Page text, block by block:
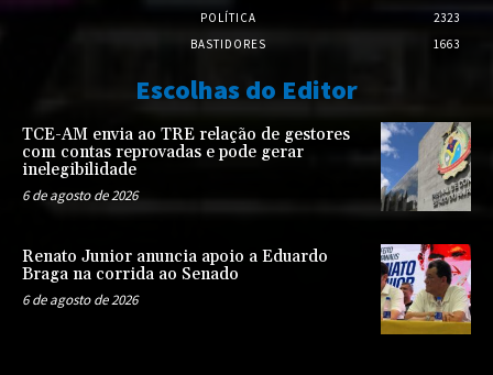
POLÍTICA
2323
BASTIDORES
1663
Escolhas do Editor
TCE-AM envia ao TRE relação de gestores
com contas reprovadas e pode gerar
inelegibilidade
6 de agosto de 2026
Renato Junior anuncia apoio a Eduardo
Braga na corrida ao Senado
6 de agosto de 2026